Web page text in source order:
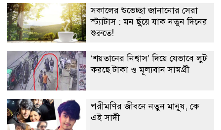
সকালের শুভেচ্ছা জানানোর সেরা
স্ট্যাটাস : মন ছুঁয়ে যাক নতুন দিনের
শুরুতে!
‘শয়তানের নিশ্বাস’ দিয়ে যেভাবে লুট
করছে টাকা ও মূল্যবান সামগ্রী
পরীমণির জীবনে নতুন মানুষ, কে
এই সাদী